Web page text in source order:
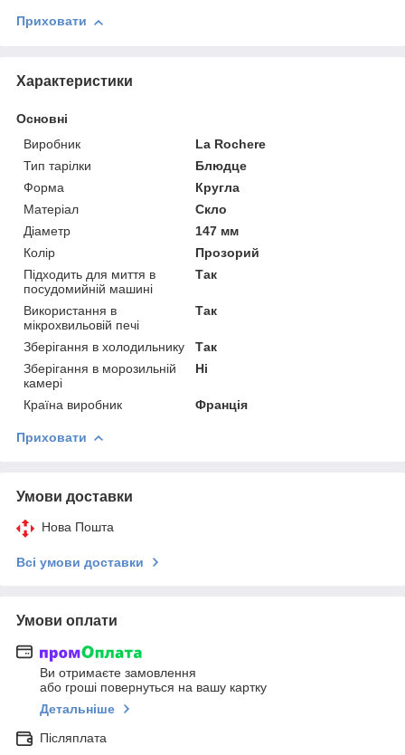
Приховати
Характеристики
Основні
Виробник
La Rochere
Тип тарілки
Блюдце
Форма
Кругла
Матеріал
Скло
Діаметр
147 мм
Колір
Прозорий
Підходить для миття в
посудомийній машині
Так
Використання в
мікрохвильовій печі
Так
Зберігання в холодильнику
Так
Зберігання в морозильній
камері
Ні
Країна виробник Франція
Приховати
Умови доставки
Нова Пошта
Всі умови доставки
Умови оплати
Ви отримаєте замовлення
або гроші повернуться на вашу картку
Детальніше
Післяплата